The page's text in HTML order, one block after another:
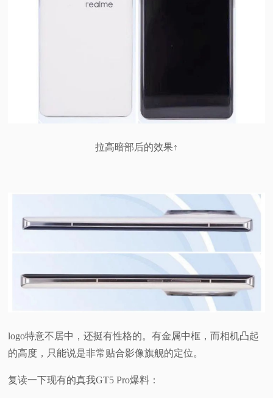
拉高暗部后的效果↑
logo特意不居中，还挺有性格的。有金属中框，而相机凸起
的高度，只能说是非常贴合影像旗舰的定位。
复读一下现有的真我GT5 Pro爆料：